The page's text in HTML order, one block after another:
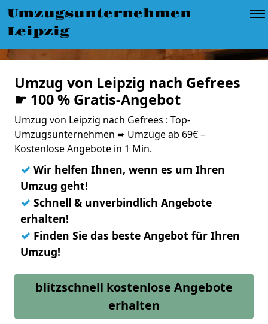
Umzugsunternehmen
Leipzig
Umzug von Leipzig nach Gefrees
☛ 100 % Gratis-Angebot
Umzug von Leipzig nach Gefrees : Top-
Umzugsunternehmen ➨ Umzüge ab 69€ –
Kostenlose Angebote in 1 Min.
✓ Wir helfen Ihnen, wenn es um Ihren
Umzug geht!
✓ Schnell & unverbindlich Angebote
erhalten!
✓ Finden Sie das beste Angebot für Ihren
Umzug!
blitzschnell kostenlose Angebote
erhalten